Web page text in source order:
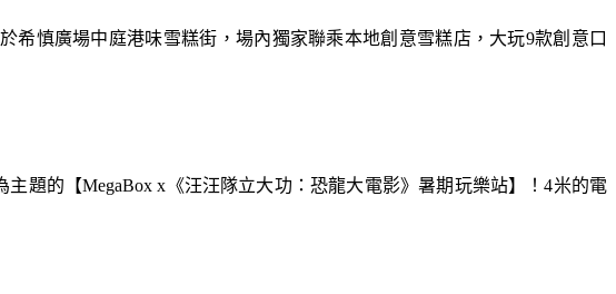
慎廣場中庭港味雪糕街，場內獨家聯乘本地創意雪糕店，大玩9款創意口
題的【MegaBox x《汪汪隊立大功：恐龍大電影》暑期玩樂站】！4米的電